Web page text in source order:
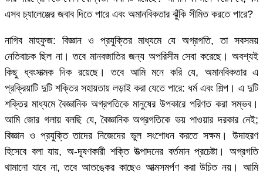
এসব চ্যালেঞ্জের জবাব দিতে পারে এবং অমানবিকতার ঝুঁকি সীমিত করতে পারে?
নাগিব মাহফুজ: বিজ্ঞান ও প্রযুক্তির মাধ্যমে যে অগ্রগতি, তা সবসময়
নেতিবাচক ছিল না। তবে মানবজাতির জন্য অপরিসীম সেবা করেছে। অবশ্যই
কিছু ধ্বংসাত্মক দিক রয়েছে। তবে আমি মনে করি যে, অমানবিকতার এ
প্রক্রিয়াটি দুটি শক্তির সহায়তায় লড়াই করা যেতে পারে: ধর্ম এবং শিল্প। এ দুটি
শক্তির মাধ্যমে বৈজ্ঞানিক অগ্রগতিকে মানুষের উপকারে পরিণত করা সম্ভব।
আমি জোর গলায় বলছি যে, বৈজ্ঞানিক অগ্রগতিকে ভয় পাওয়ার দরকার নেই;
বিজ্ঞান ও প্রযুক্তি তাদের নিজেদের ভুল সংশোধন করতে সক্ষম। উদাহরণ
হিসেবে বলা যায়, অ-দূষণকারী শক্তি উত্পাদনের বর্তমান প্রচেষ্টা। অগ্রগতি
থামানো যাবে না, তবে আতঙ্কের কাছেও আত্মসমর্পণ করা উচিত নয়। আমি